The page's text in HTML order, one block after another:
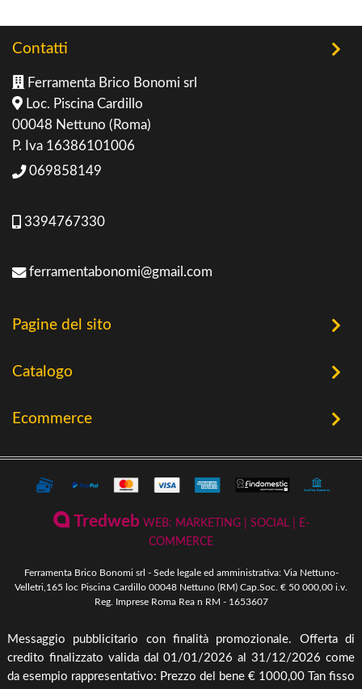
Contatti
Ferramenta Brico Bonomi srl
Loc. Piscina Cardillo
00048 Nettuno (Roma)
P. Iva 16386101006
069858149
3394767330
ferramentabonomi@gmail.com
Pagine del sito
Home
Offerte
Storia
Catalogo
Riscaldamento a Biomassa
Ferramenta & Fai Da Te
Giardinaggio
Piscine & Divertimento
Arredo Giardino & Mare
Mangimi & Pet Care
Agricoltura
Irrigazione & Pompe
Ecommerce
Termini e Privacy
Condizioni Generali di Vendita
Pagamenti Disponibili
Spedizione e Imballaggio
Cambio, Resi e Rimborsi
TredwebWEB: MARKETING | SOCIAL | E-
COMMERCE
Ferramenta Brico Bonomi srl - Sede legale ed amministrativa: Via Nettuno-
Velletri,165 loc Piscina Cardillo 00048 Nettuno (RM) Cap.Soc. € 50 000,00 i.v.
Reg. Imprese Roma Rea n RM - 1653607
Messaggio pubblicitario con finalità promozionale. Offerta di
credito finalizzato valida dal 01/01/2026 al 31/12/2026 come
da esempio rappresentativo: Prezzo del bene € 1000,00 Tan fisso